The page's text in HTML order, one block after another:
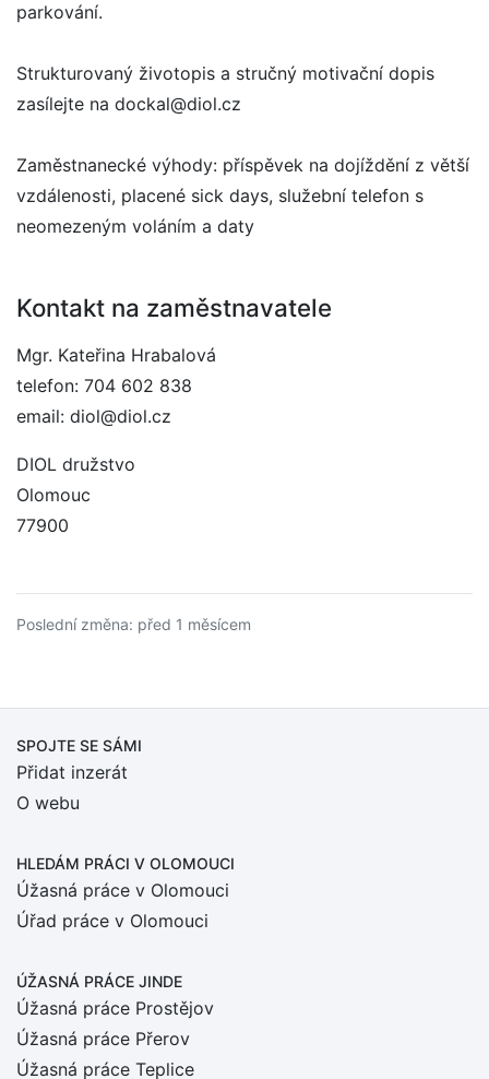
parkování.
Strukturovaný životopis a stručný motivační dopis
zasílejte na dockal@diol.cz
Zaměstnanecké výhody: příspěvek na dojíždění z větší
vzdálenosti, placené sick days, služební telefon s
neomezeným voláním a daty
Kontakt na zaměstnavatele
Mgr. Kateřina Hrabalová
telefon: 704 602 838
email: diol@diol.cz
DIOL družstvo
Olomouc
77900
Poslední změna: před 1 měsícem
SPOJTE SE SÁMI
Přidat inzerát
O webu
HLEDÁM PRÁCI V OLOMOUCI
Úžasná práce v Olomouci
Úřad práce v Olomouci
ÚŽASNÁ PRÁCE JINDE
Úžasná práce Prostějov
Úžasná práce Přerov
Úžasná práce Teplice